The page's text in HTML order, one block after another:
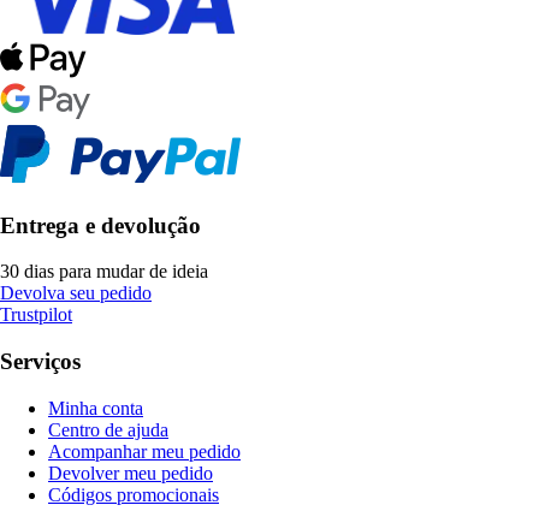
Entrega e devolução
30 dias para mudar de ideia
Devolva seu pedido
Trustpilot
Serviços
Minha conta
Centro de ajuda
Acompanhar meu pedido
Devolver meu pedido
Códigos promocionais